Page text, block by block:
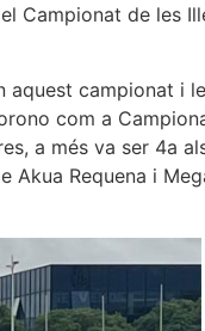
Campionat de les
aquest campionat i
com a
a més va ser 4a
Akua Requena i